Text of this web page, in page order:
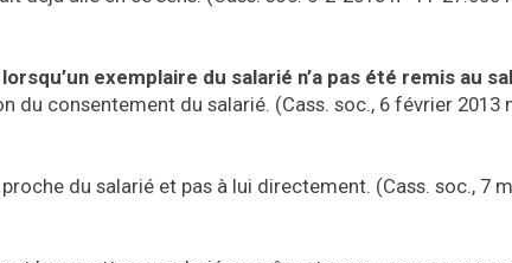
exemplaire du salarié n’a pas été remis au
consentement du salarié. (Cass. soc., 6 février 2013
du salarié et pas à lui directement. (Cass. soc., 7